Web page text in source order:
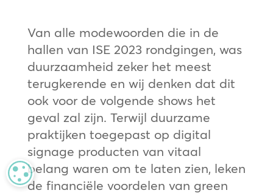
Van alle modewoorden die in de
hallen van ISE 2023 rondgingen, was
duurzaamheid zeker het meest
terugkerende en wij denken dat dit
ook voor de volgende shows het
geval zal zijn. Terwijl duurzame
praktijken toegepast op digital
signage producten van vitaal
belang waren om te laten zien, leken
de financiële voordelen van green
MANAGE PRIVACY